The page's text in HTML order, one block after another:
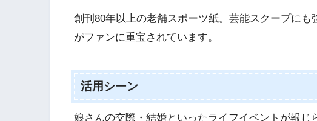
創刊80年以上の老舗スポーツ紙。芸能スクープにも
がファンに重宝されています。
活用シーン
娘さんの交際・結婚といったライフイベントが報じ